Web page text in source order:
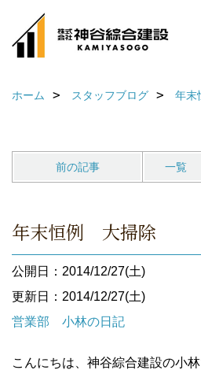
ホーム スタッフブログ 年
前の記事 一覧
年末恒例 大掃除
公開日：2014/12/27(土)
更新日：2014/12/27(土)
営業部 小林の日記
こんにちは、神谷綜合建設の小林